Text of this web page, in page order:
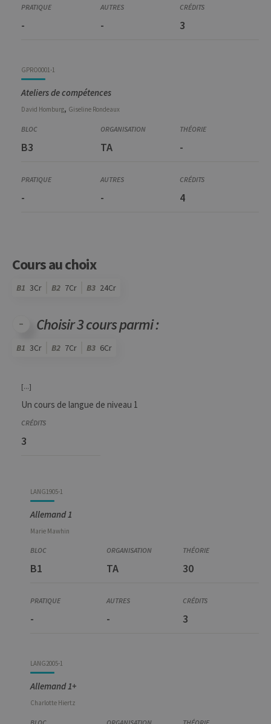
GEST7098-1
Principes de marketing
Principes de marketing
- - 3
GPRO0001-1
Ateliers de compétences
David Homburg, Giseline Rondeaux
B3 TA -
- - 4
Cours au choix
B1 3Cr B2 7Cr B3 24Cr
Choisir 3 cours parmi :
B1 3Cr B2 7Cr B3 6Cr
[...]
Un cours de langue de niveau 1
3
LANG1905-1
Allemand 1
Marie Mawhin
B1 TA 30
- - 3
LANG2005-1
Allemand 1+
Charlotte Hiertz